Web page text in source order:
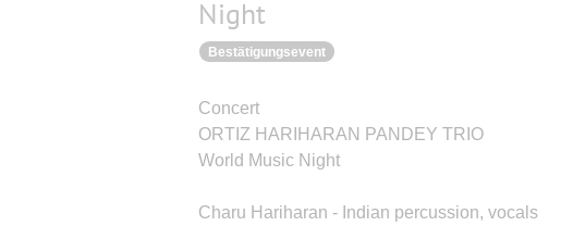
Night
Bestätigungsevent
Concert
ORTIZ HARIHARAN PANDEY TRIO
World Music Night
Charu Hariharan - Indian percussion, vocals